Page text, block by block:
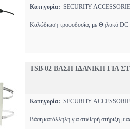
Κατηγορία: SECURITY
Καλώδιωση τροφοδοσίας με Θηλυκό
TSB-02 ΒΑΣΗ ΙΔΑΝΙΚΗ ΓΙΑ
Κατηγορία: SECURITY
Βάση κατάλληλη για σταθερή στήριξη